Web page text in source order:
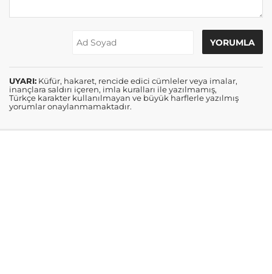
UYARI: Küfür, hakaret, rencide edici cümleler veya imalar,
inançlara saldırı içeren, imla kuralları ile yazılmamış,
Türkçe karakter kullanılmayan ve büyük harflerle yazılmış
yorumlar onaylanmamaktadır.